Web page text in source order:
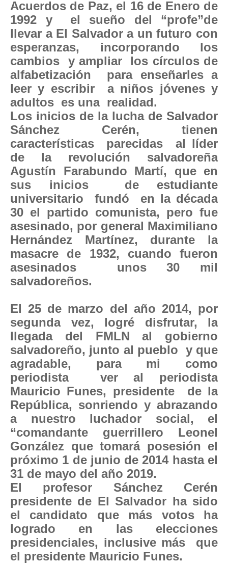
Acuerdos de Paz, el 16 de Enero de
1992 y el sueño del “profe”de
llevar a El Salvador a un futuro con
esperanzas, incorporando los
cambios y ampliar los círculos de
alfabetización para enseñarles a
leer y escribir a niños jóvenes y
adultos es una realidad.
Los inicios de la lucha de Salvador
Sánchez Cerén, tienen
características parecidas al líder
de la revolución salvadoreña
Agustín Farabundo Martí, que en
sus inicios de estudiante
universitario fundó en la década
30 el partido comunista, pero fue
asesinado, por general Maximiliano
Hernández Martínez, durante la
masacre de 1932, cuando fueron
asesinados unos 30 mil
salvadoreños.
El 25 de marzo del año 2014, por
segunda vez, logré disfrutar, la
llegada del FMLN al gobierno
salvadoreño, junto al pueblo y que
agradable, para mi como
periodista ver al periodista
Mauricio Funes, presidente de la
República, sonriendo y abrazando
a nuestro luchador social, el
“comandante guerrillero Leonel
González que tomará posesión el
próximo 1 de junio de 2014 hasta el
31 de mayo del año 2019.
El profesor Sánchez Cerén
presidente de El Salvador ha sido
el candidato que más votos ha
logrado en las elecciones
presidenciales, inclusive más que
el presidente Mauricio Funes.